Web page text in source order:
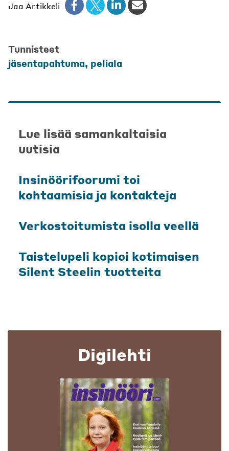
Jaa Artikkeli
Tunnisteet
jäsentapahtuma, peliala
Lue lisää samankaltaisia
uutisia
Insinöörifoorumi toi
kohtaamisia ja kontakteja
Verkostoitumista isolla veellä
Taistelupeli kopioi kotimaisen
Silent Steelin tuotteita
Digilehti